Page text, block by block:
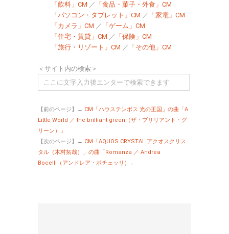
「飲料」CM ／ 「食品・菓子・外食」CM
「パソコン・タブレット」CM ／ 「家電」CM
「カメラ」CM ／ 「ゲーム」CM
「住宅・賃貸」CM ／ 「保険」CM
「旅行・リゾート」CM ／ 「その他」CM
＜サイト内の検索＞
【前のページ】→ CM「ハウステンボス 光の王国」の曲「A
Little World ／ the brilliant green（ザ・ブリリアント・グ
リーン）」
【次のページ】→ CM「AQUOS CRYSTAL アクオスクリス
タル（木村拓哉）」の曲「Romanza ／ Andrea
Bocelli（アンドレア・ボチェッリ）」